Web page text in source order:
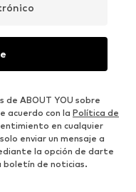
ABOUT YOU sobre
acuerdo con la Política de
en cualquier
enviar un mensaje a
la opción de darte
boletín de noticias.